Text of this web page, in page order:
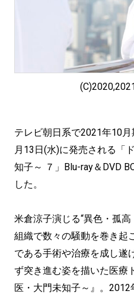
テレビ朝日系で2021年10
月13日(水)に発売される「
知子～ ７」Blu-ray＆DVD
した。
米倉涼子演じる“異色・孤
組織で数々の騒動を巻き起
である手術や治療を成し遂
ず突き進む姿を描いた医療
医・大門未知子～』。